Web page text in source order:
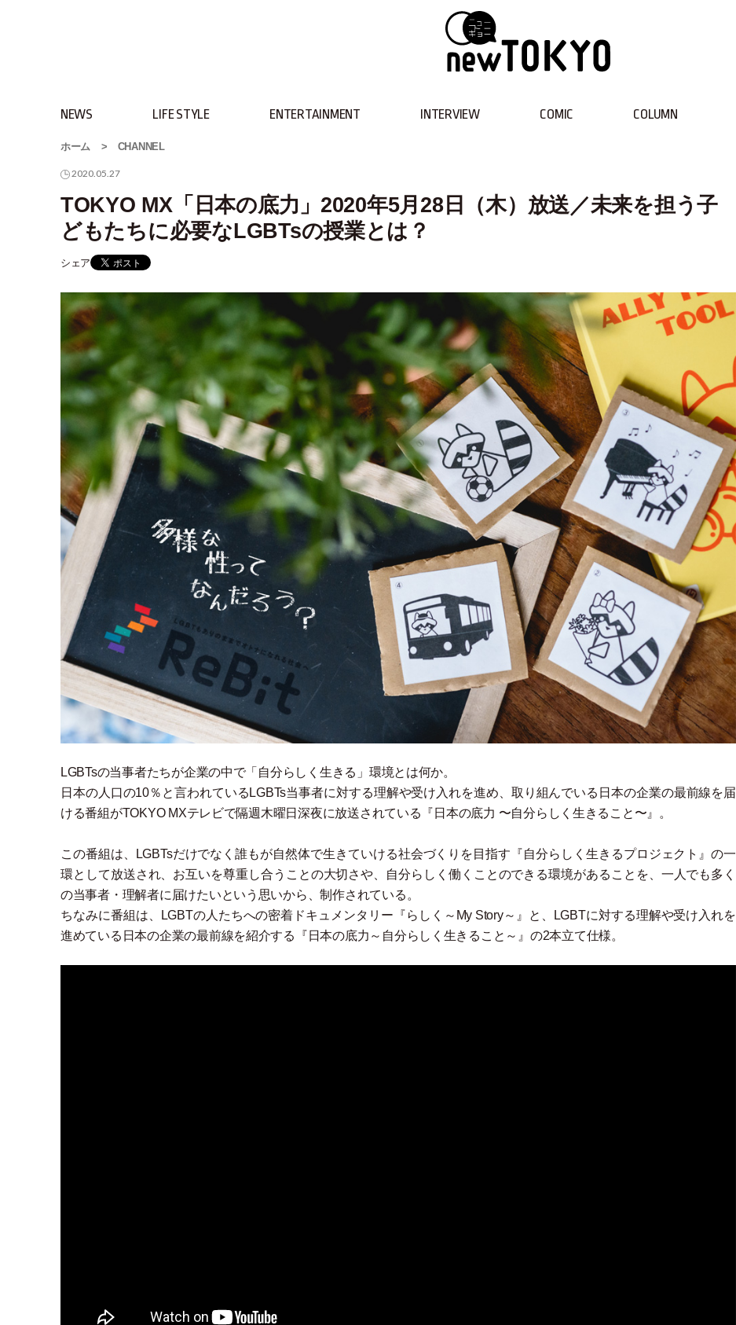
NEWS LIFE STYLE ENTERTAINMENT INTERVIEW COMIC COLUMN
ホーム > CHANNEL
2020.05.27
TOKYO MX「日本の底力」2020年5月28日（木）放送／未来を担う子
どもたちに必要なLGBTsの授業とは？
シェア
LGBTsの当事者たちが企業の中で「 自分らしく生きる 」 環境とは何か。
日本の人口の10％と言われているLGBTs当事者に対する理解や受け入れを進め、取り組んでいる日本の企業の最前線を届
ける番組がTOKYO MXテレビで隔週木曜日深夜に放送されている『日本の底力 〜自分らしく生きること〜』。
この番組は、LGBTsだけでなく誰もが自然体で生きていける社会づくりを目指す『自分らしく生きるプロジェクト』の一
環として放送され、お互いを尊重し合うことの大切さや、⾃分らしく働くことのできる環境があることを、一人でも多く
の当事者・ 理解者に届けたいという思いから、制作されている。
ちなみに番組は、LGBTの人たちへの密着ドキュメンタリー『らしく～My Story～』と、LGBTに対する理解や受け入れを
進めている日本の企業の最前線を紹介する『日本の底力～自分らしく生きること～』の2本立て仕様。